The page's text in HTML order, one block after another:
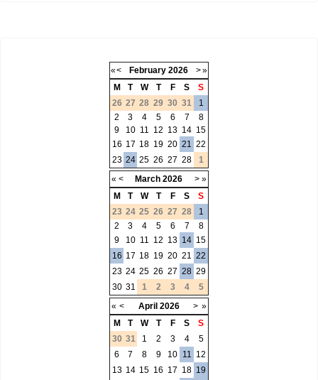
«< February 2026 >»
M
T W T F S
S
26 27 28 29 30 31
1
2
3 4 5 6 7
8
9
10 11 12 13 14 15
16 17 18 19 20 21 22
23 24 25 26 27 28
1
« < March 2026 > »
M
T W T F S
S
23 24 25 26 27 28
1
2
3 4 5 6 7
8
9
10 11 12 13 14 15
16 17 18 19 20 21 22
23 24 25 26 27 28 29
30 31 1 2 3 4
5
« < April 2026 > »
M
T W T F S
S
30 31 1 2 3 4
5
6
7 8 9 10 11 12
13 14 15 16 17 18 19